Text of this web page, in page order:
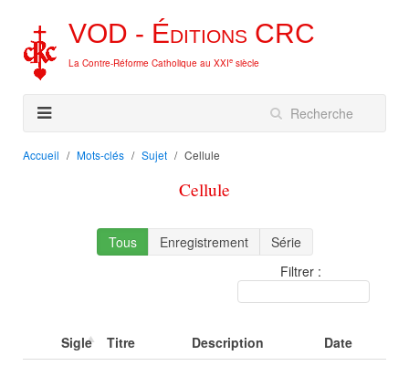
VOD - Éditions CRC
La Contre-Réforme Catholique au XXIe siècle
Accueil Mots-clés Sujet Cellule
Cellule
Tous Enregistrement
Série
Filtrer :
Sigle Titre Description
Date